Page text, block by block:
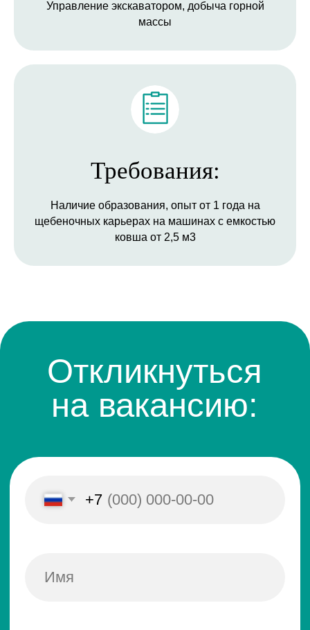
Управление экскаватором, добыча горной
массы
Требования:
Наличие образования, опыт от 1 года на
щебеночных карьерах на машинах с емкостью
ковша от 2,5 м3
+7
ЗАПОЛНИТЕ ДОПОЛНИТЕЛЬНЫЕ
ПОЛЯ, ЭТО УВЕЛИЧИТ ШАНСЫ НА
Можете прикрепить резюме:
*Отправляя данные, Вы соглашаетесь с
Политикой конфиденциальности